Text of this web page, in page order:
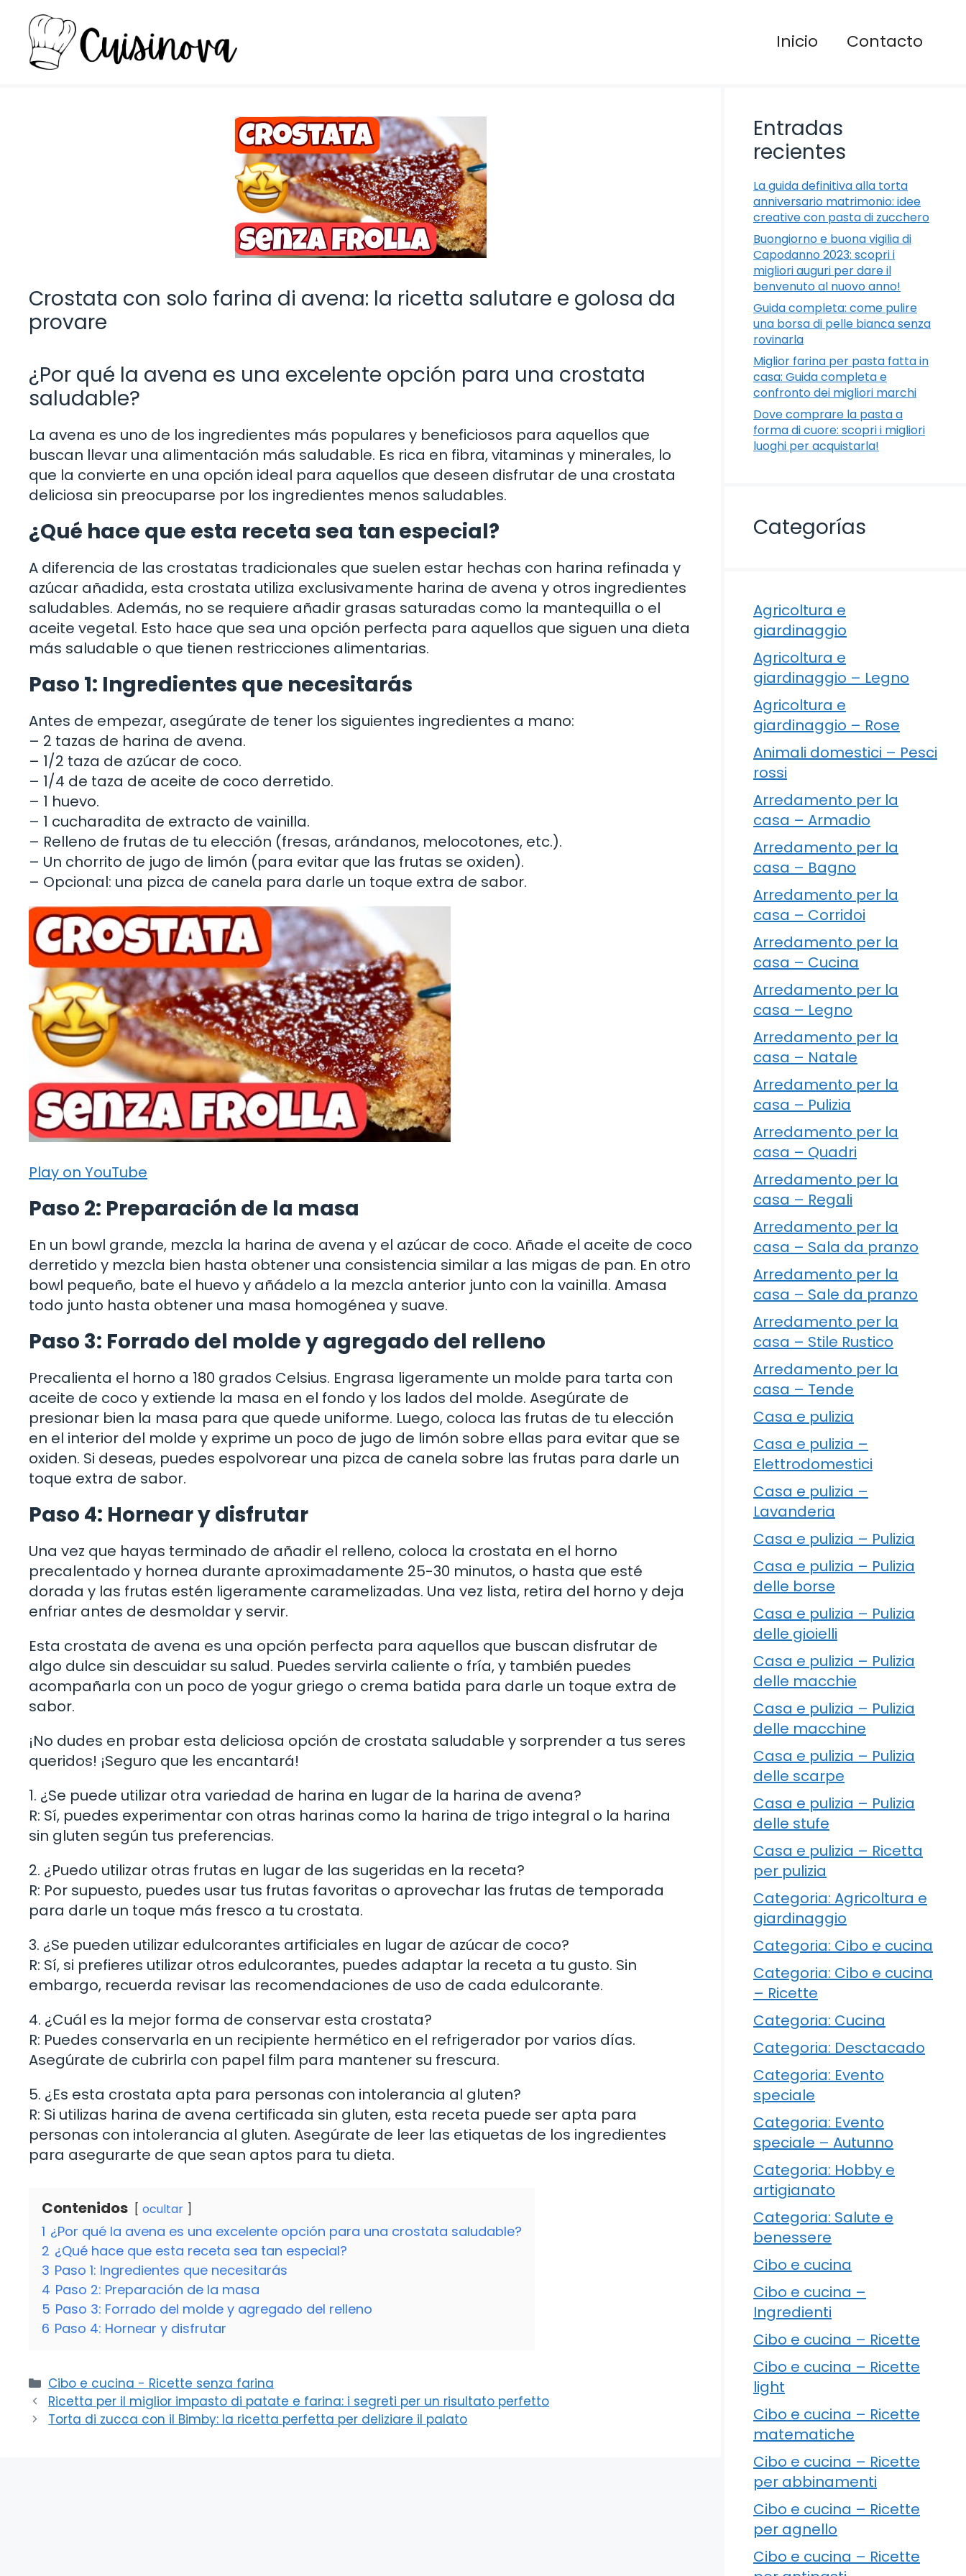
contenuto
Inicio Contacto
Crostata con solo farina di avena: la ricetta salutare e golosa da
provare
¿Por qué la avena es una excelente opción para una crostata
saludable?
La avena es uno de los ingredientes más populares y beneficiosos para aquellos que
buscan llevar una alimentación más saludable. Es rica en fibra, vitaminas y minerales, lo
que la convierte en una opción ideal para aquellos que deseen disfrutar de una crostata
deliciosa sin preocuparse por los ingredientes menos saludables.
¿Qué hace que esta receta sea tan especial?
A diferencia de las crostatas tradicionales que suelen estar hechas con harina refinada y
azúcar añadida, esta crostata utiliza exclusivamente harina de avena y otros ingredientes
saludables. Además, no se requiere añadir grasas saturadas como la mantequilla o el
aceite vegetal. Esto hace que sea una opción perfecta para aquellos que siguen una dieta
más saludable o que tienen restricciones alimentarias.
Paso 1: Ingredientes que necesitarás
Antes de empezar, asegúrate de tener los siguientes ingredientes a mano:
– 2 tazas de harina de avena.
– 1/2 taza de azúcar de coco.
– 1/4 de taza de aceite de coco derretido.
– 1 huevo.
– 1 cucharadita de extracto de vainilla.
– Relleno de frutas de tu elección (fresas, arándanos, melocotones, etc.).
– Un chorrito de jugo de limón (para evitar que las frutas se oxiden).
– Opcional: una pizca de canela para darle un toque extra de sabor.
Play on YouTube
Paso 2: Preparación de la masa
En un bowl grande, mezcla la harina de avena y el azúcar de coco. Añade el aceite de coco
derretido y mezcla bien hasta obtener una consistencia similar a las migas de pan. En otro
bowl pequeño, bate el huevo y añádelo a la mezcla anterior junto con la vainilla. Amasa
todo junto hasta obtener una masa homogénea y suave.
Paso 3: Forrado del molde y agregado del relleno
Precalienta el horno a 180 grados Celsius. Engrasa ligeramente un molde para tarta con
aceite de coco y extiende la masa en el fondo y los lados del molde. Asegúrate de
presionar bien la masa para que quede uniforme. Luego, coloca las frutas de tu elección
en el interior del molde y exprime un poco de jugo de limón sobre ellas para evitar que se
oxiden. Si deseas, puedes espolvorear una pizca de canela sobre las frutas para darle un
toque extra de sabor.
Paso 4: Hornear y disfrutar
Una vez que hayas terminado de añadir el relleno, coloca la crostata en el horno
precalentado y hornea durante aproximadamente 25-30 minutos, o hasta que esté
dorada y las frutas estén ligeramente caramelizadas. Una vez lista, retira del horno y deja
enfriar antes de desmoldar y servir.
Esta crostata de avena es una opción perfecta para aquellos que buscan disfrutar de
algo dulce sin descuidar su salud. Puedes servirla caliente o fría, y también puedes
acompañarla con un poco de yogur griego o crema batida para darle un toque extra de
sabor.
¡No dudes en probar esta deliciosa opción de crostata saludable y sorprender a tus seres
queridos! ¡Seguro que les encantará!
1. ¿Se puede utilizar otra variedad de harina en lugar de la harina de avena?
R: Sí, puedes experimentar con otras harinas como la harina de trigo integral o la harina
sin gluten según tus preferencias.
2. ¿Puedo utilizar otras frutas en lugar de las sugeridas en la receta?
R: Por supuesto, puedes usar tus frutas favoritas o aprovechar las frutas de temporada
para darle un toque más fresco a tu crostata.
3. ¿Se pueden utilizar edulcorantes artificiales en lugar de azúcar de coco?
R: Sí, si prefieres utilizar otros edulcorantes, puedes adaptar la receta a tu gusto. Sin
embargo, recuerda revisar las recomendaciones de uso de cada edulcorante.
4. ¿Cuál es la mejor forma de conservar esta crostata?
R: Puedes conservarla en un recipiente hermético en el refrigerador por varios días.
Asegúrate de cubrirla con papel film para mantener su frescura.
5. ¿Es esta crostata apta para personas con intolerancia al gluten?
R: Si utilizas harina de avena certificada sin gluten, esta receta puede ser apta para
personas con intolerancia al gluten. Asegúrate de leer las etiquetas de los ingredientes
para asegurarte de que sean aptos para tu dieta.
Contenidos ocultar
1 ¿Por qué la avena es una excelente opción para una crostata saludable?
2 ¿Qué hace que esta receta sea tan especial?
3 Paso 1: Ingredientes que necesitarás
4 Paso 2: Preparación de la masa
5 Paso 3: Forrado del molde y agregado del relleno
6 Paso 4: Hornear y disfrutar
Categorie
Cibo e cucina - Ricette senza farina
Ricetta per il miglior impasto di patate e farina: i segreti per un risultato perfetto
Torta di zucca con il Bimby: la ricetta perfetta per deliziare il palato
Entradas
recientes
La guida definitiva alla torta
anniversario matrimonio: idee
creative con pasta di zucchero
Buongiorno e buona vigilia di
Capodanno 2023: scopri i
migliori auguri per dare il
benvenuto al nuovo anno!
Guida completa: come pulire
una borsa di pelle bianca senza
rovinarla
Miglior farina per pasta fatta in
casa: Guida completa e
confronto dei migliori marchi
Dove comprare la pasta a
forma di cuore: scopri i migliori
luoghi per acquistarla!
Categorías
Agricoltura e
giardinaggio
Agricoltura e
giardinaggio – Legno
Agricoltura e
giardinaggio – Rose
Animali domestici – Pesci
rossi
Arredamento per la
casa – Armadio
Arredamento per la
casa – Bagno
Arredamento per la
casa – Corridoi
Arredamento per la
casa – Cucina
Arredamento per la
casa – Legno
Arredamento per la
casa – Natale
Arredamento per la
casa – Pulizia
Arredamento per la
casa – Quadri
Arredamento per la
casa – Regali
Arredamento per la
casa – Sala da pranzo
Arredamento per la
casa – Sale da pranzo
Arredamento per la
casa – Stile Rustico
Arredamento per la
casa – Tende
Casa e pulizia
Casa e pulizia –
Elettrodomestici
Casa e pulizia –
Lavanderia
Casa e pulizia – Pulizia
Casa e pulizia – Pulizia
delle borse
Casa e pulizia – Pulizia
delle gioielli
Casa e pulizia – Pulizia
delle macchie
Casa e pulizia – Pulizia
delle macchine
Casa e pulizia – Pulizia
delle scarpe
Casa e pulizia – Pulizia
delle stufe
Casa e pulizia – Ricetta
per pulizia
Categoria: Agricoltura e
giardinaggio
Categoria: Cibo e cucina
Categoria: Cibo e cucina
– Ricette
Categoria: Cucina
Categoria: Desctacado
Categoria: Evento
speciale
Categoria: Evento
speciale – Autunno
Categoria: Hobby e
artigianato
Categoria: Salute e
benessere
Cibo e cucina
Cibo e cucina –
Ingredienti
Cibo e cucina – Ricette
Cibo e cucina – Ricette
light
Cibo e cucina – Ricette
matematiche
Cibo e cucina – Ricette
per abbinamenti
Cibo e cucina – Ricette
per agnello
Cibo e cucina – Ricette